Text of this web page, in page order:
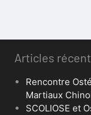
Articles
Rencontre
Martiaux
SCOLIOSE et